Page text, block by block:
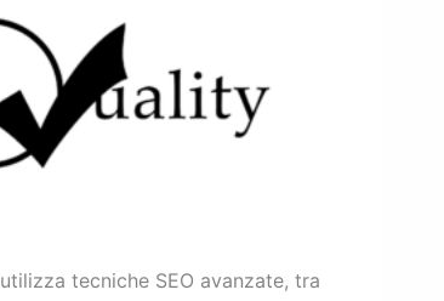
utilizza tecniche SEO avanzate, tra